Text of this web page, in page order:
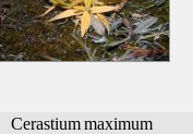
Cerastiummaximum